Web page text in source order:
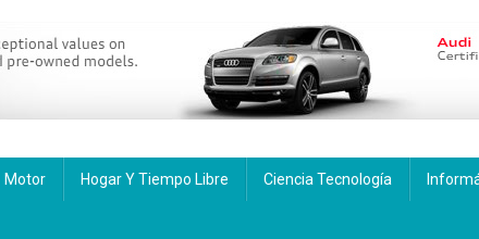
Motor Hogar Y Tiempo Libre Ciencia Tecnología